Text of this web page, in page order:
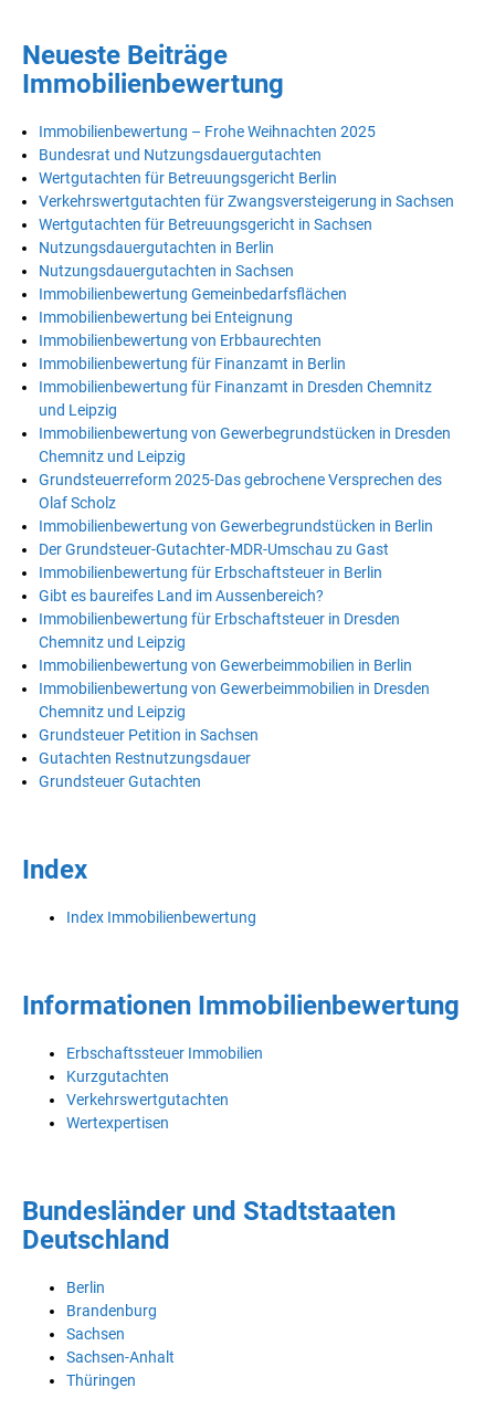
Neueste Beiträge
Immobilienbewertung
Immobilienbewertung – Frohe Weihnachten 2025
Bundesrat und Nutzungsdauergutachten
Wertgutachten für Betreuungsgericht Berlin
Verkehrswertgutachten für Zwangsversteigerung in Sachsen
Wertgutachten für Betreuungsgericht in Sachsen
Nutzungsdauergutachten in Berlin
Nutzungsdauergutachten in Sachsen
Immobilienbewertung Gemeinbedarfsflächen
Immobilienbewertung bei Enteignung
Immobilienbewertung von Erbbaurechten
Immobilienbewertung für Finanzamt in Berlin
Immobilienbewertung für Finanzamt in Dresden Chemnitz
und Leipzig
Immobilienbewertung von Gewerbegrundstücken in Dresden
Chemnitz und Leipzig
Grundsteuerreform 2025-Das gebrochene Versprechen des
Olaf Scholz
Immobilienbewertung von Gewerbegrundstücken in Berlin
Der Grundsteuer-Gutachter-MDR-Umschau zu Gast
Immobilienbewertung für Erbschaftsteuer in Berlin
Gibt es baureifes Land im Aussenbereich?
Immobilienbewertung für Erbschaftsteuer in Dresden
Chemnitz und Leipzig
Immobilienbewertung von Gewerbeimmobilien in Berlin
Immobilienbewertung von Gewerbeimmobilien in Dresden
Chemnitz und Leipzig
Grundsteuer Petition in Sachsen
Gutachten Restnutzungsdauer
Grundsteuer Gutachten
Index
Index Immobilienbewertung
Informationen Immobilienbewertung
Erbschaftssteuer Immobilien
Kurzgutachten
Verkehrswertgutachten
Wertexpertisen
Bundesländer und Stadtstaaten
Deutschland
Berlin
Brandenburg
Sachsen
Sachsen-Anhalt
Thüringen